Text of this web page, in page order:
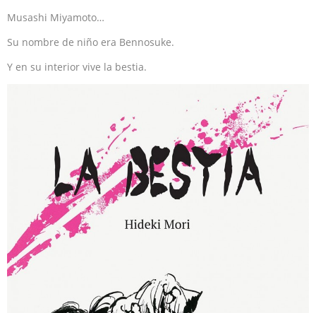
Musashi Miyamoto…
Su nombre de niño era Bennosuke.
Y en su interior vive la bestia.